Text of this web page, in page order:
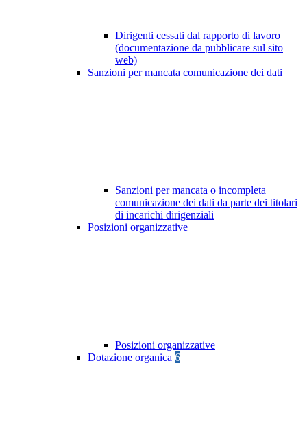
Dirigenti cessati dal rapporto di lavoro
(documentazione da pubblicare sul sito
web)
Sanzioni per mancata comunicazione dei dati
Sanzioni per mancata o incompleta
comunicazione dei dati da parte dei titolari
di incarichi dirigenziali
Posizioni organizzative
Posizioni organizzative
Dotazione organica 6